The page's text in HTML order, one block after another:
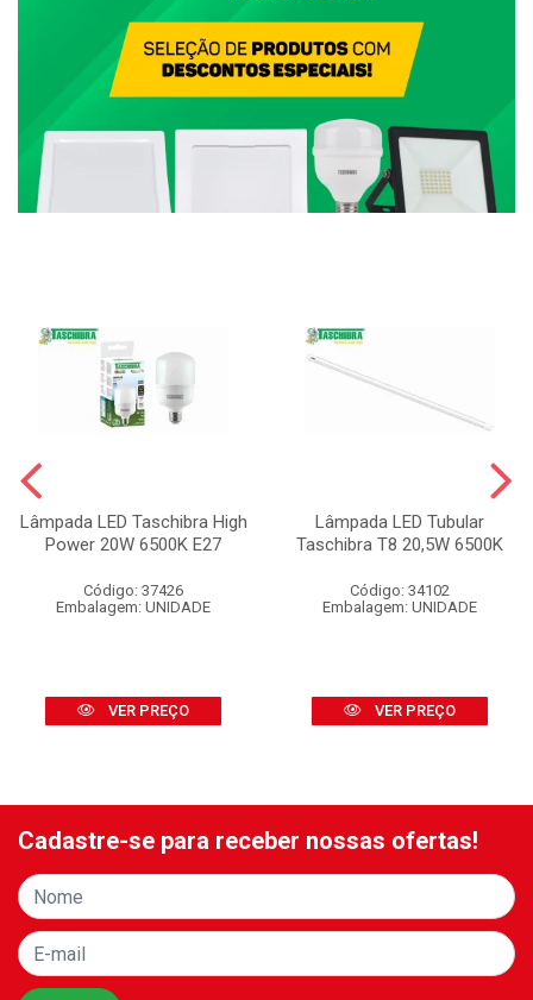
Lâmpada LED Taschibra High
Power 20W 6500K E27
Código: 37426
Embalagem: UNIDADE
VER PREÇO
Lâmpada LED Tubular
Taschibra T8 20,5W 6500K
Código: 34102
Embalagem: UNIDADE
VER PREÇO
Cadastre-se para receber nossas ofertas!